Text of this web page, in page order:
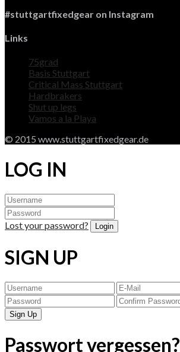
#stuttgartfixedgear on Instagram
Links
75grad
Basis Stuttgart
Critical Mass Stuttgart
Hardbrakers
Shut up legs
Vamos a la Playa
© 2015 www.stuttgartfixedgear.de
LOG IN
Lost your password?
SIGN UP
Passwort vergessen?